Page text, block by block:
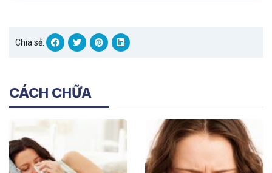
Chia sẻ:
CÁCH CHỮA